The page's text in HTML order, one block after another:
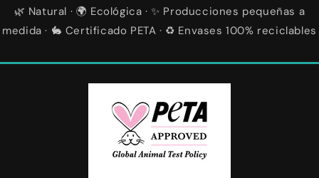
🌿 Natural · 🌍 Ecológica · ✨ Producciones pequeñas a
medida · 🐇 Certificado PETA · ♻️ Envases 100% reciclables